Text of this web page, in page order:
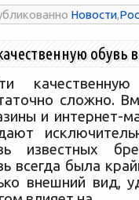
Новости,
обувь
сложно.
и интернет-
известных
всегда была
внешний вид,